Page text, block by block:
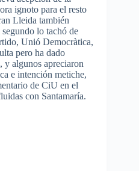
ignoto para el resto
Lleida también
segundo lo tachó de
, Unió Democràtica,
pero ha dado
, y algunos apreciaron
e intención metiche,
de CiU en el
con Santamaría.